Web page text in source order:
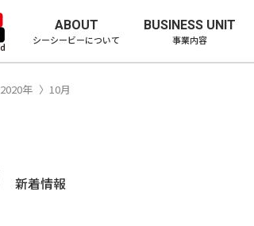
シーシービー株
ABOUT
シーシービーについて
BUSINESS UNIT
事業内容
2020年 10月
新着情報